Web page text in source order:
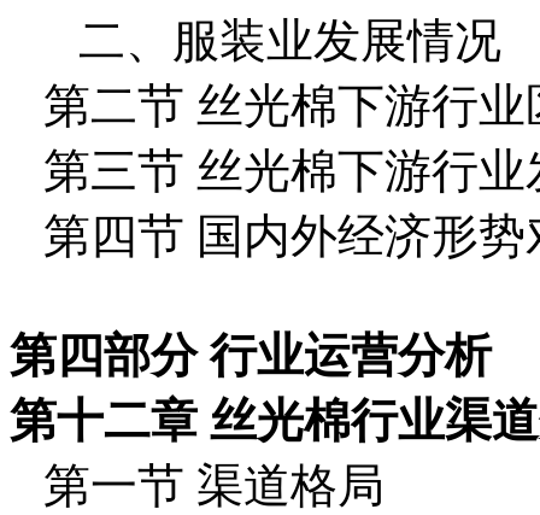
二、服装业发展情况
第二节 丝光棉下游行
第三节 丝光棉下游行
第四节 国内外经济形
第四部分 行业运营分析
第十二章 丝光棉行业渠
第一节 渠道格局